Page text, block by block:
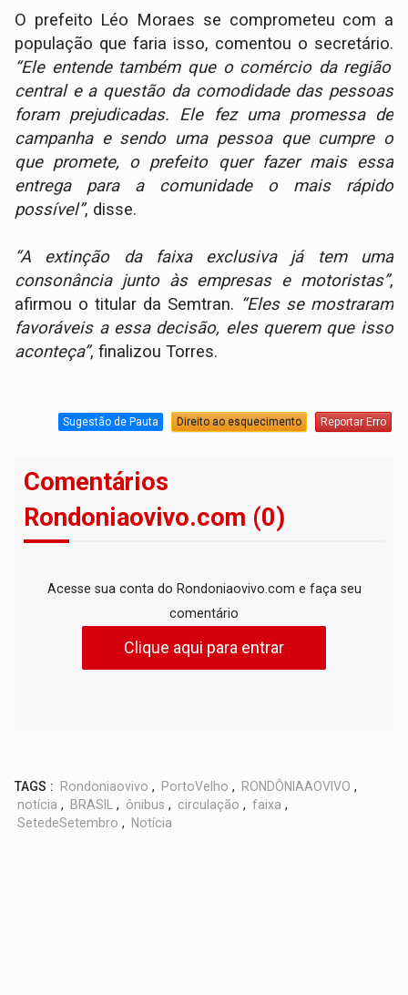
O prefeito Léo Moraes se comprometeu com a
população que faria isso, comentou o secretário.
“Ele entende também que o comércio da região
central e a questão da comodidade das pessoas
foram prejudicadas. Ele fez uma promessa de
campanha e sendo uma pessoa que cumpre o
que promete, o prefeito quer fazer mais essa
entrega para a comunidade o mais rápido
possível”, disse.
“A extinção da faixa exclusiva já tem uma
consonância junto às empresas e motoristas”,
afirmou o titular da Semtran. “Eles se mostraram
favoráveis a essa decisão, eles querem que isso
aconteça”, finalizou Torres.
Sugestão de Pauta Direito ao esquecimento Reportar Erro
Comentários
Rondoniaovivo.com (0)
Acesse sua conta do Rondoniaovivo.com e faça seu
comentário
Clique aqui para entrar
TAGS : Rondoniaovivo , PortoVelho , RONDÔNIAAOVIVO ,
notícia , BRASIL , ônibus , circulação , faixa ,
SetedeSetembro , Notícia